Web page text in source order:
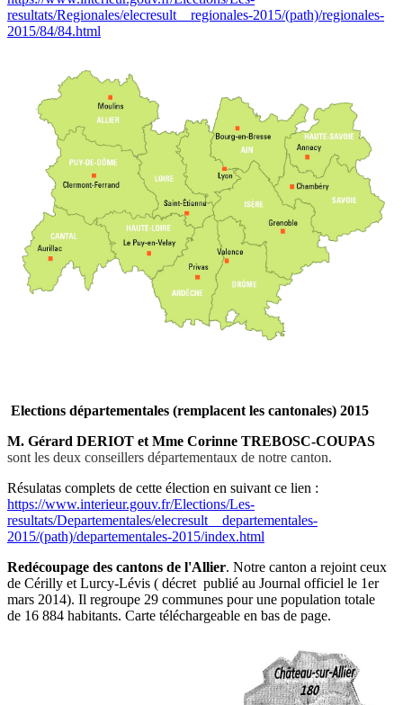
resultats/Regionales/elecresult__regionales-2015/(path)/regionales-
2015/84/84.html
Elections départementales (remplacent les cantonales) 2015
M. Gérard DERIOT et Mme Corinne TREBOSC-COUPAS
sont les deux conseillers départementaux de notre canton.
Résulatas complets de cette élection en suivant ce lien :
https://www.interieur.gouv.fr/Elections/Les-
resultats/Departementales/elecresult__departementales-
2015/(path)/departementales-2015/index.html
Redécoupage des cantons de l'Allier. Notre canton a rejoint ceux
de Cérilly et Lurcy-Lévis ( décret publié au Journal officiel le 1er
mars 2014). Il regroupe 29 communes pour une population totale
de 16 884 habitants. Carte téléchargeable en bas de page.